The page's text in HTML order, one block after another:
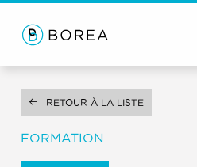
RETOUR À LA LISTE
FORMATION